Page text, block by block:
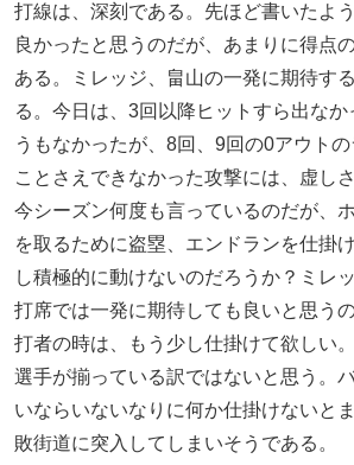
打線は、深刻である。先ほど書いたよ
良かったと思うのだが、あまりに得点
ある。ミレッジ、畠山の一発に期待す
る。今日は、3回以降ヒットすら出なか
うもなかったが、8回、9回の0アウト
ことさえできなかった攻撃には、虚し
今シーズン何度も言っているのだが、
を取るために盗塁、エンドランを仕掛
し積極的に動けないのだろうか？ミレ
打席では一発に期待しても良いと思う
打者の時は、もう少し仕掛けて欲しい
選手が揃っている訳ではないと思う。
いならいないなりに何か仕掛けないと
敗街道に突入してしまいそうである。